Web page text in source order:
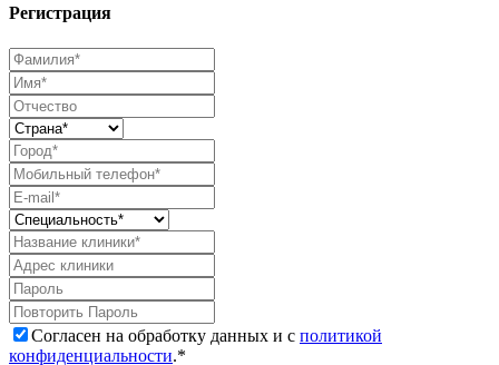
Регистрация
Согласен на обработку данных и с политикой
конфиденциальности.*